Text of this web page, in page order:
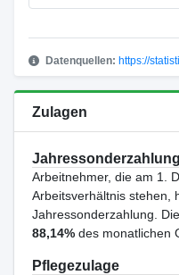
Datenquellen: https://
Zulagen
Jahressonderzahlung
Arbeitnehmer, die am 1.
Arbeitsverhältnis stehen,
Jahressonderzahlung.
88,14%des monatlichen
Pflegezulage